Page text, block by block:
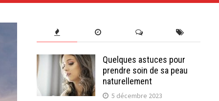
Quelques astuces pour
prendre soin de sa peau
naturellement
5 décembre 2023